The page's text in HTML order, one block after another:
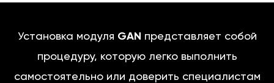
Установка модуля GAN представляет собой
процедуру, которую легко выполнить
самостоятельно или доверить специалистам